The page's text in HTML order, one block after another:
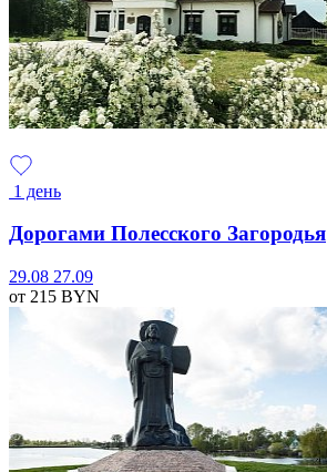
1 день
Дорогами Полесского Загородья
29.08 27.09
от 215 BYN